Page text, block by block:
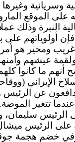
الموقع
النبرة وذلك
أولوياتهم
ومحير هو أمر
عيشهم
ما كانوا كلهم منا"
عن الرئيس
تتغير
الرئيس
الرئيس
وفي خضم